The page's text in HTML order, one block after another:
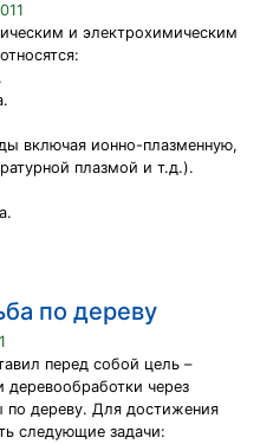
и электрохимическим
включая ионно-плазменную,
плазмой и т.д.).
по дереву
перед собой цель –
деревообработки через
по дереву. Для достижения
следующие задачи: